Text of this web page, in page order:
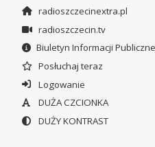
radioszczecinextra.pl
radioszczecin.tv
Biuletyn Informacji
Posłuchaj teraz
Logowanie
DUŻA CZCIONKA
DUŻY KONTRAST